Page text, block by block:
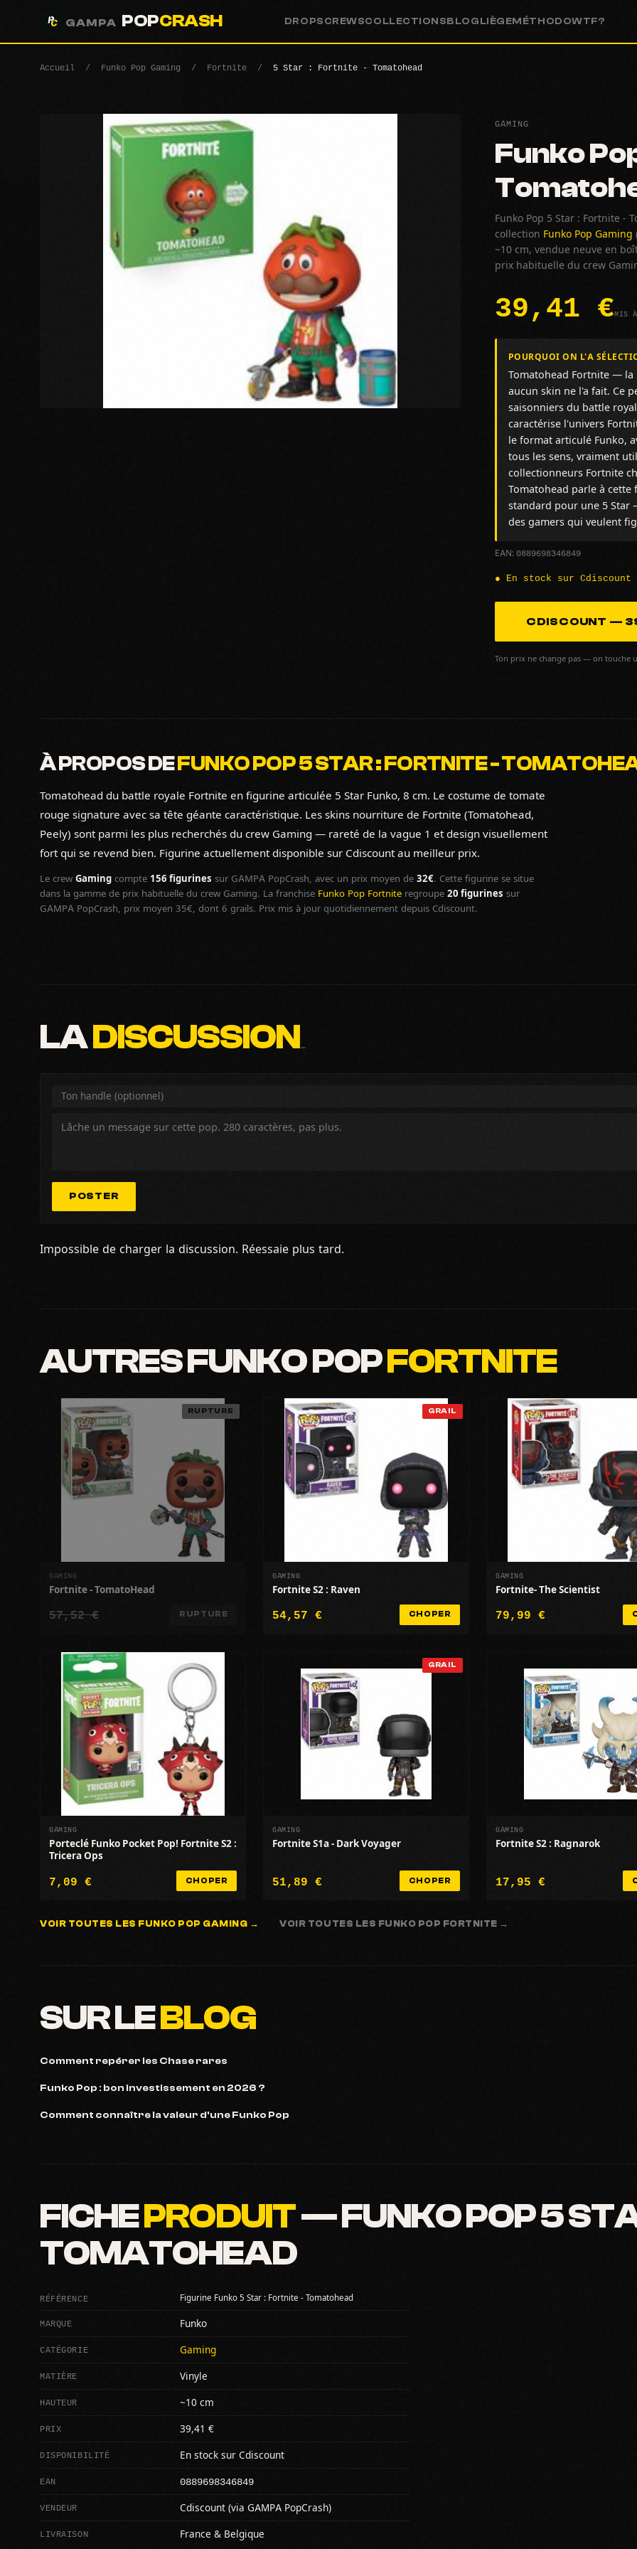
GAMPA POPCRASH DROPS CREWSCOLLECTIONSBLOG LIÈGEMÉTHODOWTF?
Accueil / Funko Pop Gaming / Fortnite / 5 Star : Fortnite - Tomatohead
GAMING
Funko
Funko Pop 5 Star : Fortnite -
collection Funko Pop Gaming
~10 cm, vendue neuve en
prix habituelle du crew
39,41 €MIS
POURQUOI ON L'A
Tomatohead Fortnite — la
aucun skin ne l'a fait. Ce
saisonniers du battle
caractérise l'univers
le format articulé Funko,
tous les sens, vraiment
collectionneurs Fortnite
Tomatohead parle à cette
standard pour une 5 Star
des gamers qui veulent
EAN: 0889698346849
● En stock sur Cdiscount
CDISCOUNT —
Ton prix ne change pas — on touche
À PROPOS DEFUNKO POP 5 STAR : FORTNITE -
Tomatohead du battle royale Fortnite en figurine articulée 5 Star Funko, 8 cm. Le costume de tomate
rouge signature avec sa tête géante caractéristique. Les skins nourriture de Fortnite (Tomatohead,
Peely) sont parmi les plus recherchés du crew Gaming — rareté de la vague 1 et design visuellement
fort qui se revend bien. Figurine actuellement disponible sur Cdiscount au meilleur prix.
Le crew Gaming compte 156 figurines sur GAMPA PopCrash, avec un prix moyen de 32€. Cette figurine se situe
dans la gamme de prix habituelle du crew Gaming. La franchise Funko Pop Fortnite regroupe 20 figurines sur
GAMPA PopCrash, prix moyen 35€, dont 6 grails. Prix mis à jour quotidiennement depuis Cdiscount.
LADISCUSSION…
POSTER
Impossible de charger la discussion. Réessaie plus tard.
AUTRES FUNKO POPFORTNITE
RUPTURE
GAMING
Fortnite - TomatoHead
57,52 € RUPTURE
GRAIL
GAMING
Fortnite S2 : Raven
54,57 € CHOPER
GAMING
Fortnite- The Scientist
79,99 €
GAMING
Porteclé Funko Pocket Pop! Fortnite S2 :
Tricera Ops
7,09 € CHOPER
GRAIL
GAMING
Fortnite S1a - Dark Voyager
51,89 € CHOPER
GAMING
Fortnite S2 : Ragnarok
17,95 €
VOIR TOUTES LES FUNKO POP GAMING → VOIR TOUTES LES FUNKO POP FORTNITE →
SUR LEBLOG
Comment repérer les Chase rares
Funko Pop : bon investissement en 2026 ?
Comment connaître la valeur d'une Funko Pop
FICHEPRODUIT— FUNKO POP 5
TOMATOHEAD
RÉFÉRENCE Figurine Funko 5 Star : Fortnite - Tomatohead
MARQUE Funko
CATÉGORIE Gaming
MATIÈRE Vinyle
HAUTEUR ~10 cm
PRIX 39,41 €
DISPONIBILITÉ En stock sur Cdiscount
EAN 0889698346849
VENDEUR Cdiscount (via GAMPA PopCrash)
LIVRAISON France & Belgique